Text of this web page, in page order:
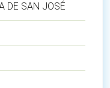
DE SAN JOSÉ